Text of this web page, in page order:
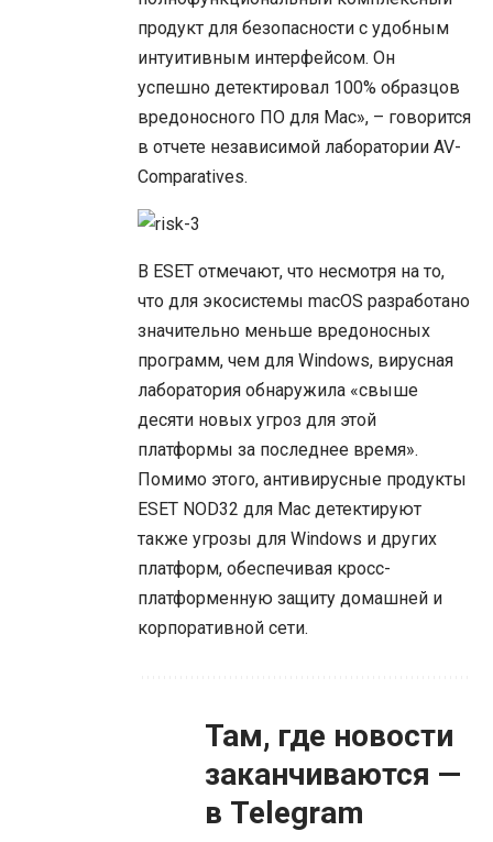
продукт для безопасности с удобным
интуитивным интерфейсом. Он
успешно детектировал 100% образцов
вредоносного ПО для Mac», – говорится
в отчете независимой лаборатории AV-
Comparatives.
В ESET отмечают, что несмотря на то,
что для экосистемы macOS разработано
значительно меньше вредоносных
программ, чем для Windows, вирусная
лаборатория обнаружила «свыше
десяти новых угроз для этой
платформы за последнее время».
Помимо этого, антивирусные продукты
ESET NOD32 для Mac детектируют
также угрозы для Windows и других
платформ, обеспечивая кросс-
платформенную защиту домашней и
корпоративной сети.
Там, где новости
заканчиваются —
в Telegram